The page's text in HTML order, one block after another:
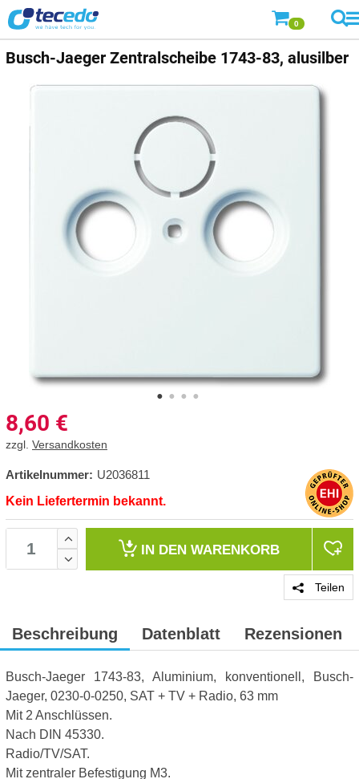
0
Busch-Jaeger Zentralscheibe 1743-83, alusilber
8,60 €
zzgl. Versandkosten
Artikelnummer: U2036811
Kein Liefertermin bekannt.
IN DEN WARENKORB
Teilen
Beschreibung Datenblatt Rezensionen
Busch-Jaeger 1743-83, Aluminium, konventionell, Busch-
Jaeger, 0230-0-0250, SAT + TV + Radio, 63 mm
Mit 2 Anschlüssen.
Nach DIN 45330.
Radio/TV/SAT.
Mit zentraler Befestigung M3.